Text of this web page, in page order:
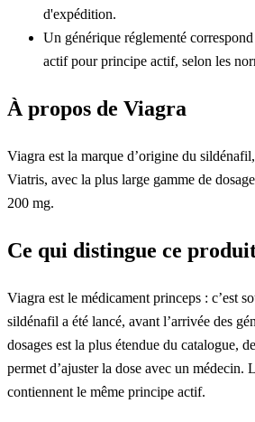
d'expédition.
Un générique réglementé
actif pour principe actif, selon les
À propos de Viagra
Viagra est la marque d’origine du
Viatris, avec la plus large gamme de
200 mg.
Ce qui distingue ce
Viagra est le médicament princeps : c’est
sildénafil a été lancé, avant l’arrivée des
dosages est la plus étendue du catalogue,
permet d’ajuster la dose avec un médecin.
contiennent le même principe actif.